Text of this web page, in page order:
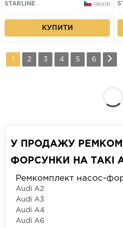
STARLINE Чехія
КУПИТИ
1 2 3 4 5 6
У ПРОДАЖУ
ФОРСУНКИ НА ТАКІ
Ремкомплект насос-
Audi A2
Audi A3
Audi A4
Audi A6